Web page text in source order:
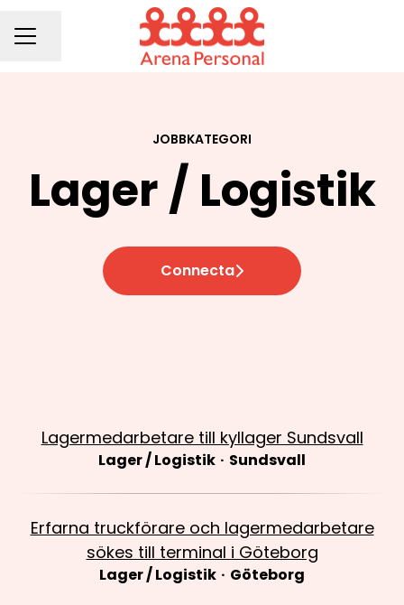
KARRIÄRMENY
Dela sidan
JOBBKATEGORI
Lager / Logistik
Connecta
Lagermedarbetare till kyllager Sundsvall
Lager / Logistik · Sundsvall
Erfarna truckförare och lagermedarbetare
sökes till terminal i Göteborg
Lager / Logistik · Göteborg